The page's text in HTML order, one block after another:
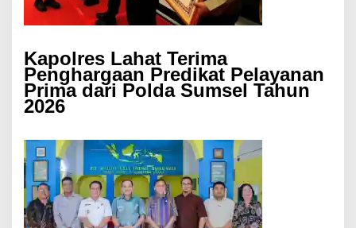
Kapolres Lahat Terima
Penghargaan Predikat Pelayanan
Prima dari Polda Sumsel Tahun
2026